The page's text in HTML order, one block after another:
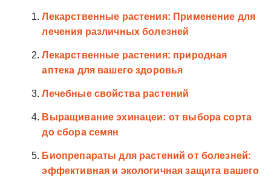
Лекарственные растения: Применение для
лечения различных болезней
Лекарственные растения: природная
аптека для вашего здоровья
Лечебные свойства растений
Выращивание эхинацеи: от выбора сорта
до сбора семян
Биопрепараты для растений от болезней:
эффективная и экологичная защита вашего